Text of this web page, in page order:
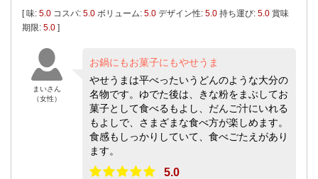
[ 味: 5.0 コスパ: 5.0 ボリューム: 5.0 デザイン性: 5.0 持ち運び: 5.0 賞味
期限: 5.0 ]
まいさん
（女性）
お鍋にもお菓子にもやせうま
やせうまは平べったいうどんのような大分の
名物です。ゆでた後は、きな粉をまぶしてお
菓子として食べるもよし、だんご汁にいれる
もよしで、さまざまな食べ方が楽しめます。
食感もしっかりしていて、食べごたえがあり
ます。
5.0